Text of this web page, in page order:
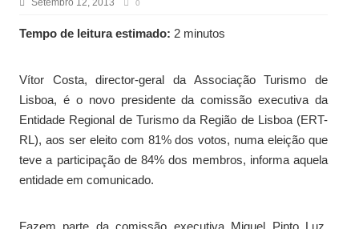
0
Tempo de leitura estimado: 2 minutos
Vítor Costa, director-geral da Associação Turismo de
Lisboa, é o novo presidente da comissão executiva da
Entidade Regional de Turismo da Região de Lisboa (ERT-
RL), aos ser eleito com 81% dos votos, numa eleição que
teve a participação de 84% dos membros, informa aquela
entidade em comunicado.
Fazem parte da comissão executiva Miguel Pinto Luz,